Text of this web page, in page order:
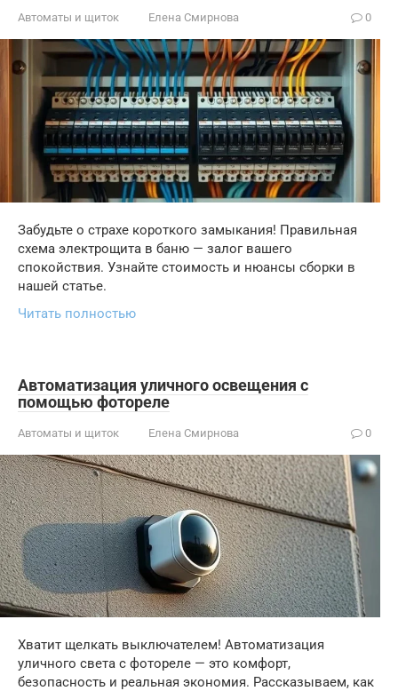
Автоматы и щиток Елена Смирнова 0
Забудьте о страхе короткого замыкания! Правильная
схема электрощита в баню — залог вашего
спокойствия. Узнайте стоимость и нюансы сборки в
нашей статье.
Читать полностью
Автоматизация уличного освещения с
помощью фотореле
Автоматы и щиток Елена Смирнова 0
Хватит щелкать выключателем! Автоматизация
уличного света с фотореле — это комфорт,
безопасность и реальная экономия. Рассказываем, как